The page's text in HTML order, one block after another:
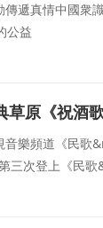
遞真情中國衆
公益
原《祝酒歌
樂頻道《民
三次登上《民